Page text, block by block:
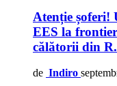
Atenție șoferi!
EES la
călătorii din
de Indiro